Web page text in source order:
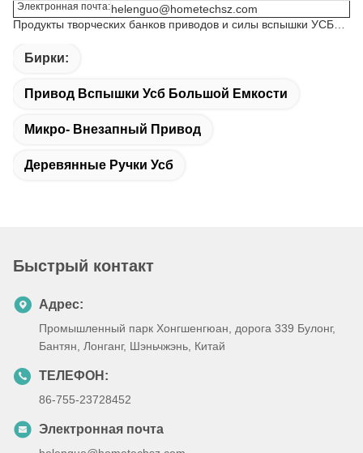
Электронная почта:helenguo@hometechsz.com
Продукты творческих банков приводов и силы вспышки УСБ…
Бирки:
Привод Вспышки Усб Большой Емкости
Микро- Внезапный Привод
Деревянные Ручки Усб
Быстрый контакт
Адрес:
Промышленный парк Хонгшенгюан, дорога 339 Булонг,
Бантян, Лонганг, Шэньчжэнь, Китай
ТЕЛЕФОН:
86-755-23728452
Электронная почта